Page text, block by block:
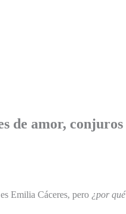
de amor, conjuros
Emilia Cáceres, pero ¿por qué